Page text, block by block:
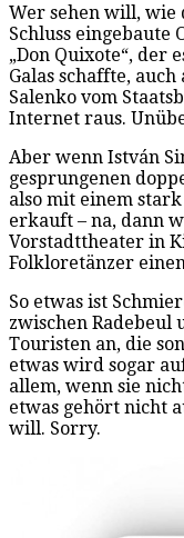
Wer sehen will, wie
Schluss eingebaute
„Don Quixote“, der
Galas schaffte,
Salenko vom
Internet raus.
Aber wenn István
gesprungenen
also mit einem
erkauft – na, dann
Vorstadttheater in
Folkloretänzer
So etwas ist
zwischen Radebeul
Touristen an, die
etwas wird sogar
allem, wenn sie
etwas gehört nicht
will. Sorry.